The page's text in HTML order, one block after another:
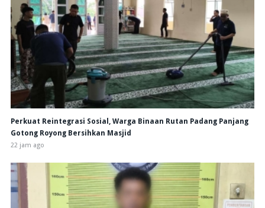
Perkuat Reintegrasi Sosial, Warga Binaan Rutan Padang Panjang
Gotong Royong Bersihkan Masjid
22 jam ago